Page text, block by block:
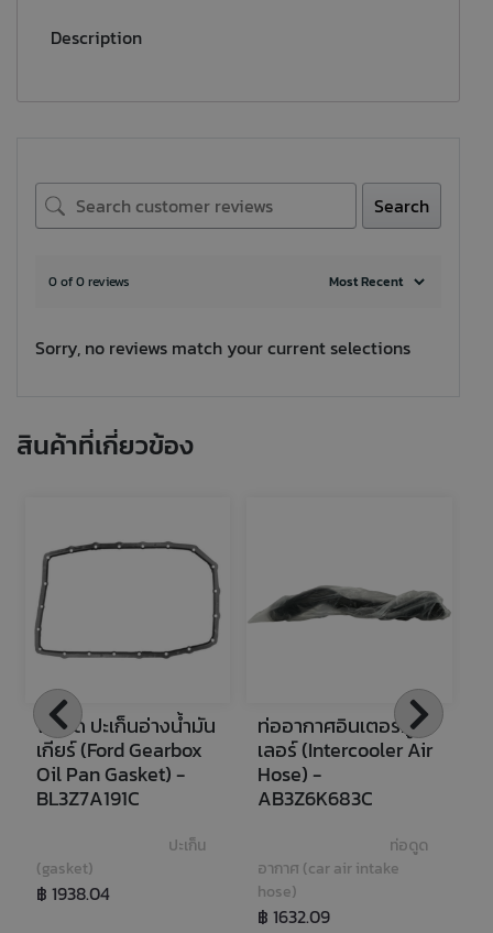
Description
Search
0 of 0 reviews
Sorry, no reviews match your current selections
สินค้าที่เกี่ยวข้อง
ฟอร์ด ปะเก็นอ่างน้ำมัน
เกียร์ (Ford Gearbox
Oil Pan Gasket) -
BL3Z7A191C
ปะเก็น
(gasket)
฿ 1938.04
ท่ออากาศอินเตอร์คูล
เลอร์ (Intercooler Air
Hose) -
AB3Z6K683C
ท่อดูด
อากาศ (car air intake
hose)
฿ 1632.09